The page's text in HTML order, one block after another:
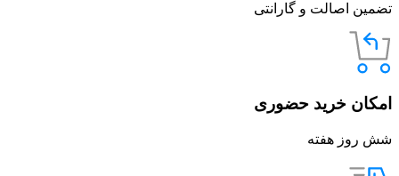
تضمین اصالت و گارانتی
امکان خرید حضوری
شش روز هفته